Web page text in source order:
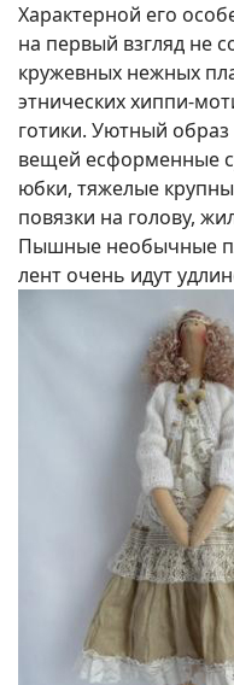
Характерной его
на первый взгляд не
кружевных нежных
этнических хиппи-
готики. Уютный
вещей есформенные
юбки, тяжелые
повязки на голову,
Пышные необычные
лент очень идут